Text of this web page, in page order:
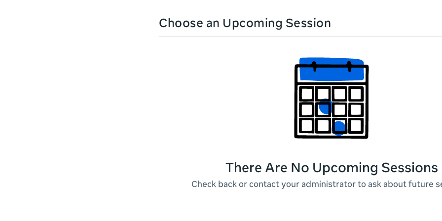
Choose an Upcoming Session
There Are No Upcoming Sessions
Check back or contact your administrator to ask about future